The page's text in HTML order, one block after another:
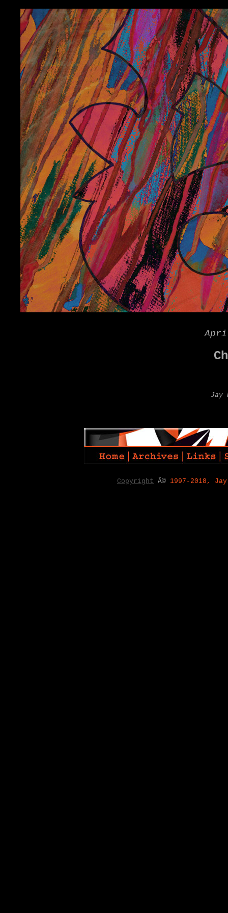
Jay
Copyright Â© 1997-2018,